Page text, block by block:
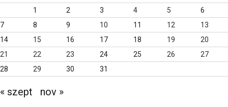
1
2 3 4 5
6
7
8 9 10 11 12
13
14
15 16 17 18 19
20
21
22 23 24 25 26
27
28
29 30 31
« szept nov »